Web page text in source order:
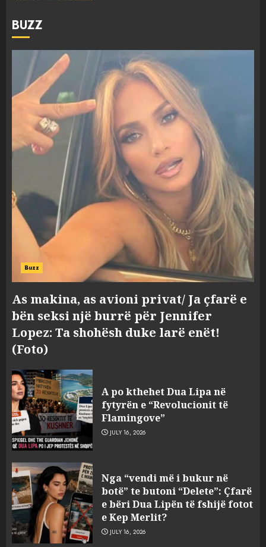
BUZZ
Buzz
As makina, as avioni privat/ Ja çfarë e
bën seksi një burrë për Jennifer
Lopez: Ta shohësh duke larë enët!
(Foto)
A po kthehet Dua Lipa në
fytyrën e “Revolucionit të
Flamingove”
JULY 16, 2026
Nga “vendi më i bukur në
botë” te butoni “Delete”: Çfarë
e bëri Dua Lipën të fshijë fotot
e Kep Merlit?
JULY 16, 2026
3
shkrihen, nisin aksionin
kundër propozimit të
mazhorancës
4
gjëndje alarmante, KESH blen
41.5 milionë euro energji për
periudhën korrik-shtator
AUGUST 6, 2026